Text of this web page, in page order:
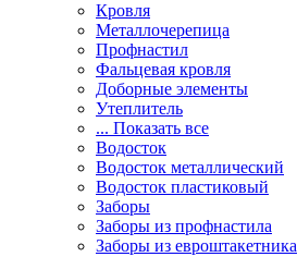
Кровля
Металлочерепица
Профнастил
Фальцевая кровля
Доборные элементы
Утеплитель
... Показать все
Водосток
Водосток металлический
Водосток пластиковый
Заборы
Заборы из профнастила
Заборы из евроштакетника